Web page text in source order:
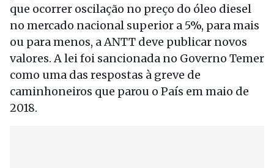
que ocorrer oscilação no preço do óleo diesel
no mercado nacional superior a 5%, para mais
ou para menos, a ANTT deve publicar novos
valores. A lei foi sancionada no Governo Temer
como uma das respostas à greve de
caminhoneiros que parou o País em maio de
2018.